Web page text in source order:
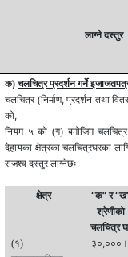
लाग्ने दस्तुर
क) चलचित्र प्रदर्शन गर्ने
चलचित्र (निर्माण,प्रदर्शन तथा
को,
नियम ५ को (ग) बमोजिम चलचित्र
देहायका क्षेत्रका चलचित्रघरका
राजश्व दस्तुर लाग्नेछः
क्षेत्र “क”र“ख
श्रेणीको
चलचित्र
(१)
३०,